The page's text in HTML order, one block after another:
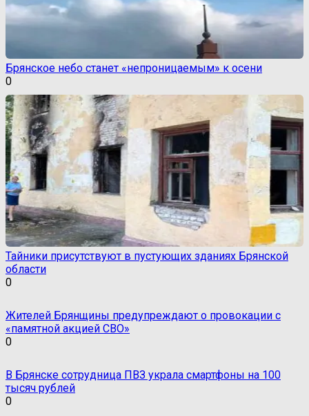
Брянское небо станет «непроницаемым» к осени
0
Тайники присутствуют в пустующих зданиях Брянской
области
0
Жителей Брянщины предупреждают о провокации с
«памятной акцией СВО»
0
В Брянске сотрудница ПВЗ украла смартфоны на 100
тысяч рублей
0